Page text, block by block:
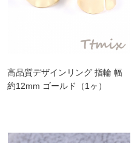
高品質デザインリング 指輪 幅
約12mm ゴールド（1ヶ）